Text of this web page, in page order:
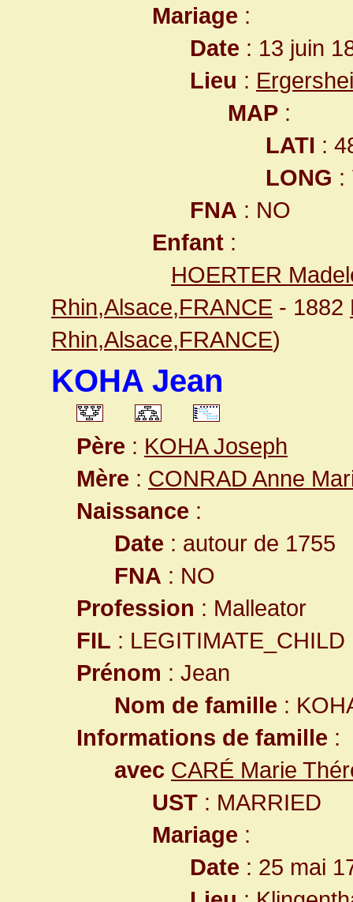
Mariage :
Date : 13 juin
Lieu :
MAP :
LATI :
LONG :
FNA : NO
Enfant :
HOERTER
Rhin,Alsace,FRANCE - 1882
Rhin,Alsace,FRANCE)
KOHA Jean
Père : KOHA Joseph
Mère : CONRAD Anne
Naissance :
Date : autour de 1755
FNA : NO
Profession : Malleator
FIL : LEGITIMATE_CHILD
Prénom : Jean
Nom de famille :
Informations de famille :
avec CARÉ Marie
UST : MARRIED
Mariage :
Date : 25 mai